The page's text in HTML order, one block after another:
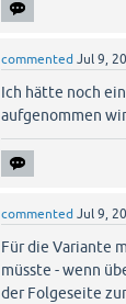
commented Jul 9,
Ich hätte noch
aufgenommen
commented Jul 9,
Für die Variante
müsste - wenn
der Folgeseite